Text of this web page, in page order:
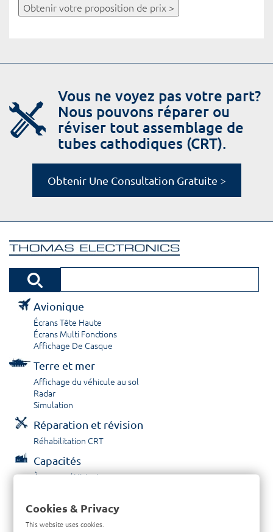
Obtenir votre proposition de prix >
Vous ne voyez pas votre part?
Nous pouvons réparer ou
réviser tout assemblage de
tubes cathodiques (CRT).
Obtenir Une Consultation Gratuite >
Avionique
Écrans Tête Haute
Écrans Multi Fonctions
Affichage De Casque
Terre et mer
Affichage du véhicule au sol
Radar
Simulation
Réparation et révision
Réhabilitation CRT
Capacités
À propos / Historique
Contactez nous
Cookies & Privacy
This website uses cookies.